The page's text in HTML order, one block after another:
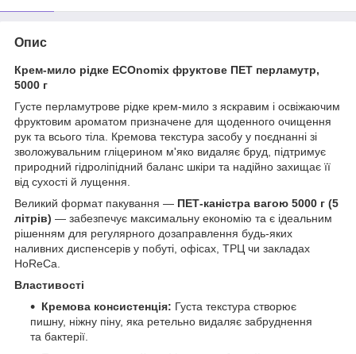
Опис
Крем-мило рідке ECOnomix фруктове ПЕТ перламутр,
5000 г
Густе перламутрове рідке крем-мило з яскравим і освіжаючим
фруктовим ароматом призначене для щоденного очищення
рук та всього тіла. Кремова текстура засобу у поєднанні зі
зволожувальним гліцерином м'яко видаляє бруд, підтримує
природний гідроліпідний баланс шкіри та надійно захищає її
від сухості й лущення.
Великий формат пакування — ПЕТ-каністра вагою 5000 г (5
літрів) — забезпечує максимальну економію та є ідеальним
рішенням для регулярного дозаправлення будь-яких
наливних диспенсерів у побуті, офісах, ТРЦ чи закладах
HoReCa.
Властивості
Кремова консистенція: Густа текстура створює
пишну, ніжну піну, яка ретельно видаляє забруднення
та бактерії.